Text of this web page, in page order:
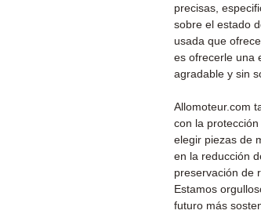
precisas,
sobre el estado
usada que
es ofrecerle una
agradable y sin
Allomoteur.com
con la
elegir piezas de
en la reducción
preservación de
Estamos
futuro más